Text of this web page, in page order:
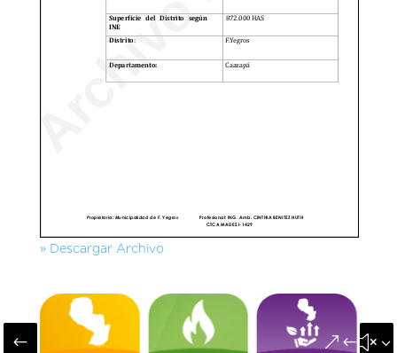
» Descargar Archivo
#